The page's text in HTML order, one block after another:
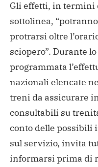
Gli effetti, in termini
sottolinea,
protrarsi oltre
sciopero”. Durante
programmata
nazionali elencate
treni da assicurare
consultabili su
conto delle
sul servizio, invita
informarsi prima di